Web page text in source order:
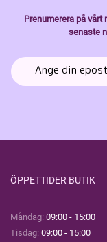
Prenumerera på
senaste
ÖPPETTIDER BUTIK
Måndag: 09:00 - 15:00
Tisdag: 09:00 - 15:00